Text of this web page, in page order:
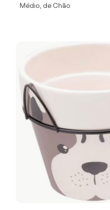
Médio, de Chão